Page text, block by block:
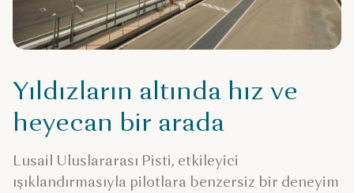
Yıldızların altında hız ve
heyecan bir arada
Lusail Uluslararası Pisti, etkileyici
ışıklandırmasıyla pilotlara benzersiz bir deneyim